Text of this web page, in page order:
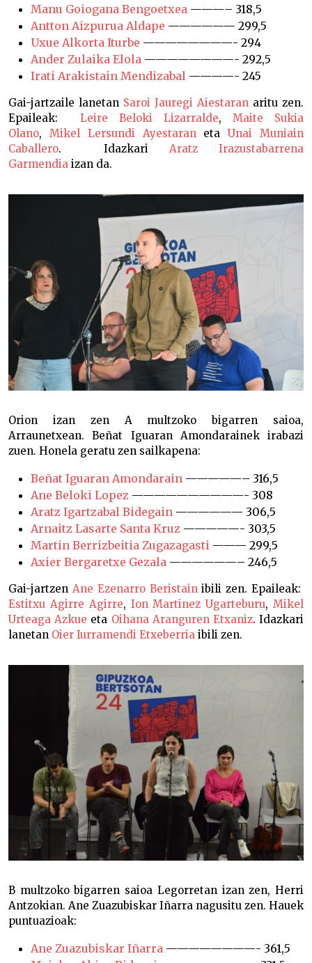
Manu Goiogana Bengoetxea ———– 318,5
Antton Aizpurua Aldape —————— 299,5
Uxue Alkorta Iturbe ————————- 294
Ander Zulaika Elola ————————- 292,5
Irati Arakistain Mendizabal ————- 245
Gai-jartzaile lanetan Saroi Jauregi Aiestaran aritu zen.
Epaileak: Leire Beloki Lizarralde, Maite Sukia
Olano, Mikel Lersundi Ayestaran etaUnai Muniain
Caballero. Idazkari Aratz Irazustabarrena
Garmendia izan da.
Orion izan zen A multzoko bigarren saioa,
Arraunetxean. Beñat Iguaran Amondarainek irabazi
zuen. Honela geratu zen sailkapena:
Beñat Iguaran Amondarain —————– 316,5
Ane Beloki Lopez ——————————- 308
Aratz Igartzabal Bidegain —————— 306,5
Arnaitz Lasarte Santa Kruz —————- 303,5
Martin Berrizbeitia Zugazagasti ——— 299,5
Axier Bergaretxe Gezala ——————– 246,5
Gai-jartzen Ane Ezenarro Beristainibili zen. Epaileak:
Estitxu Agirre Agirre, Ion Martinez Ugarteburu,Mikel
Urteaga Azkue eta Oihana Aranguren Etxaniz. Idazkari
lanetan Oier Iurramendi Etxeberria ibili zen.
B multzoko bigarren saioa Legorretan izan zen, Herri
Antzokian. Ane Zuazubiskar Iñarra nagusitu zen. Hauek
puntuazioak:
Ane Zuazubiskar Iñarra ————————- 361,5